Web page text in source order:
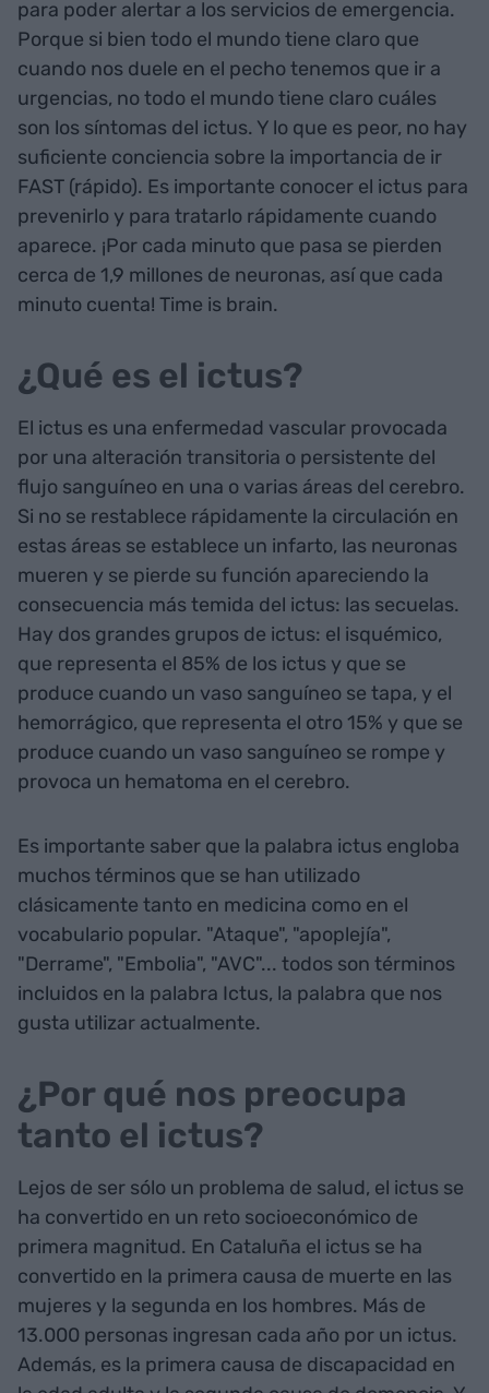
para poder alertar a los servicios de emergencia.
Porque si bien todo el mundo tiene claro que
cuando nos duele en el pecho tenemos que ir a
urgencias, no todo el mundo tiene claro cuáles
son los síntomas del ictus. Y lo que es peor, no hay
suficiente conciencia sobre la importancia de ir
FAST (rápido). Es importante conocer el ictus para
prevenirlo y para tratarlo rápidamente cuando
aparece. ¡Por cada minuto que pasa se pierden
cerca de 1,9 millones de neuronas, así que cada
minuto cuenta! Time is brain.
¿Qué es el ictus?
El ictus es una enfermedad vascular provocada
por una alteración transitoria o persistente del
flujo sanguíneo en una o varias áreas del cerebro.
Si no se restablece rápidamente la circulación en
estas áreas se establece un infarto, las neuronas
mueren y se pierde su función apareciendo la
consecuencia más temida del ictus: las secuelas.
Hay dos grandes grupos de ictus: el isquémico,
que representa el 85% de los ictus y que se
produce cuando un vaso sanguíneo se tapa, y el
hemorrágico, que representa el otro 15% y que se
produce cuando un vaso sanguíneo se rompe y
provoca un hematoma en el cerebro.
Es importante saber que la palabra ictus engloba
muchos términos que se han utilizado
clásicamente tanto en medicina como en el
vocabulario popular. "Ataque", "apoplejía",
"Derrame", "Embolia", "AVC"... todos son términos
incluidos en la palabra Ictus, la palabra que nos
gusta utilizar actualmente.
¿Por qué nos preocupa
tanto el ictus?
Lejos de ser sólo un problema de salud, el ictus se
ha convertido en un reto socioeconómico de
primera magnitud. En Cataluña el ictus se ha
convertido en la primera causa de muerte en las
mujeres y la segunda en los hombres. Más de
13.000 personas ingresan cada año por un ictus.
Además, es la primera causa de discapacidad en